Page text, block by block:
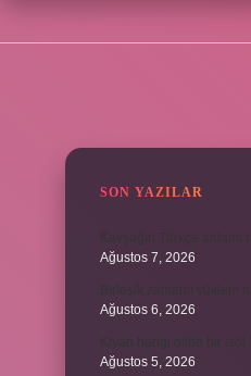
SON YAZILAR
Ağustos 7, 2026
Ağustos 6, 2026
Ağustos 5, 2026